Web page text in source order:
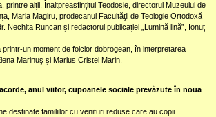
printre alţii, Înaltpreasfinţitul Teodosie, directorul Muzeului de
Maria Magiru, prodecanul Facultăţii de Teologie Ortodoxă
Nechita Runcan şi redactorul publicaţiei „Lumină lină”, Ionuţ
un moment de folclor dobrogean, în interpretarea
Marinuş şi Marius Cristel Marin.
anul viitor, cupoanele sociale prevăzute în noua
destinate familiilor cu venituri reduse care au copii